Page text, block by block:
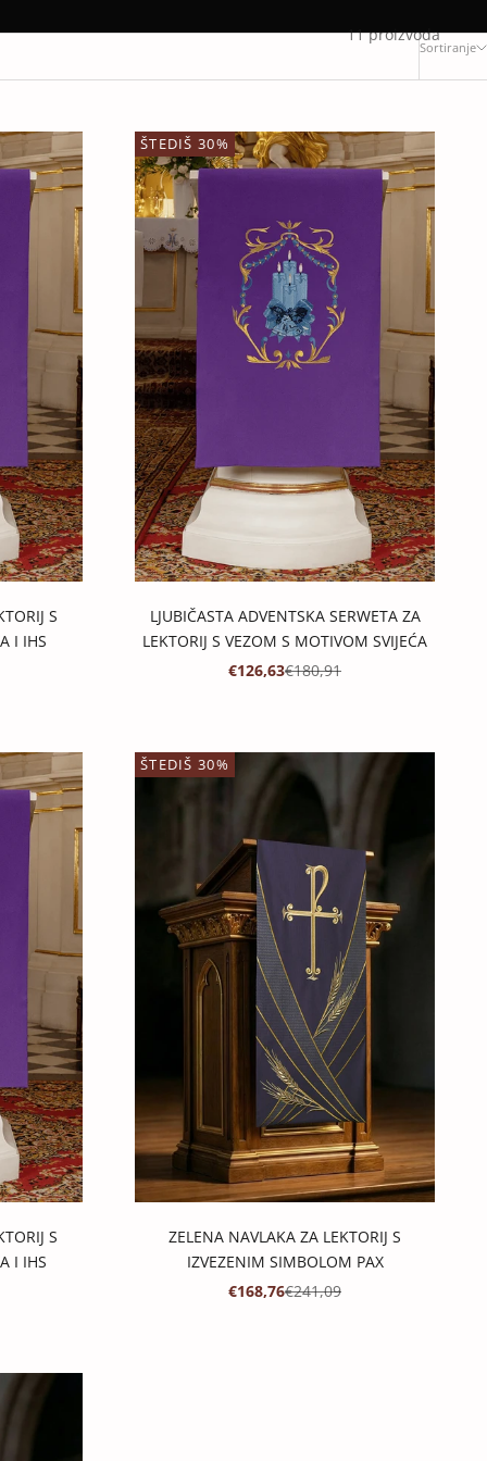
Sortiranje
11 proizvoda
S
I IHS
ŠTEDIŠ 30%
LJUBIČASTA ADVENTSKA SERWETA ZA
LEKTORIJ S VEZOM S MOTIVOM SVIJEĆA
PROMOTIVNA CIJENA
€126,63REDOVNA CIJENA
€180,91
S
I IHS
ŠTEDIŠ 30%
ZELENA NAVLAKA ZA LEKTORIJ S
IZVEZENIM SIMBOLOM PAX
PROMOTIVNA CIJENA
€168,76REDOVNA CIJENA
€241,09